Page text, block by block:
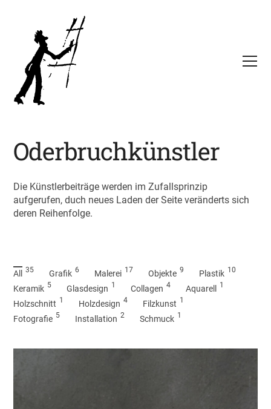
Oderbruchkünstler
Die Künstlerbeiträge werden im Zufallsprinzip
aufgerufen, duch neues Laden der Seite veränderts sich
deren Reihenfolge.
All 35 Grafik 6 Malerei 17 Objekte 9 Plastik 10
Keramik 5 Glasdesign 1 Collagen 4 Aquarell 1
Holzschnitt 1 Holzdesign 4 Filzkunst 1
Fotografie 5 Installation 2 Schmuck 1